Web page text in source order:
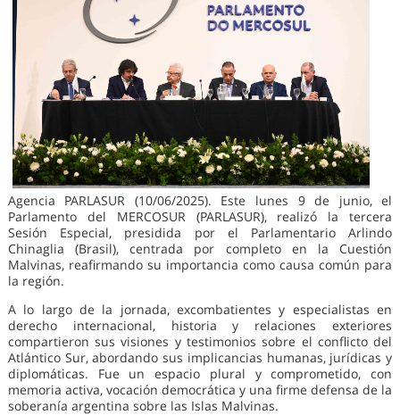
Agencia PARLASUR (10/06/2025). Este lunes 9 de junio, el
Parlamento del MERCOSUR (PARLASUR), realizó la tercera
Sesión Especial, presidida por el Parlamentario Arlindo
Chinaglia (Brasil), centrada por completo en la Cuestión
Malvinas, reafirmando su importancia como causa común para
la región.
A lo largo de la jornada, excombatientes y especialistas en
derecho internacional, historia y relaciones exteriores
compartieron sus visiones y testimonios sobre el conflicto del
Atlántico Sur, abordando sus implicancias humanas, jurídicas y
diplomáticas. Fue un espacio plural y comprometido, con
memoria activa, vocación democrática y una firme defensa de la
soberanía argentina sobre las Islas Malvinas.